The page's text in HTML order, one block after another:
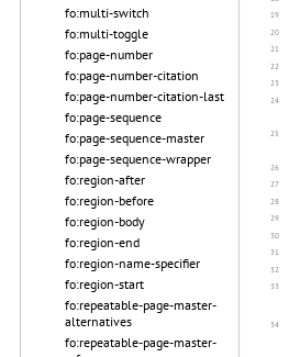
fo:multi-switch
fo:multi-toggle
fo:page-number
fo:page-number-citation
fo:page-number-citation-last
fo:page-sequence
fo:page-sequence-master
fo:page-sequence-wrapper
fo:region-after
fo:region-before
fo:region-body
fo:region-end
fo:region-name-specifier
fo:region-start
fo:repeatable-page-master-
alternatives
fo:repeatable-page-master-